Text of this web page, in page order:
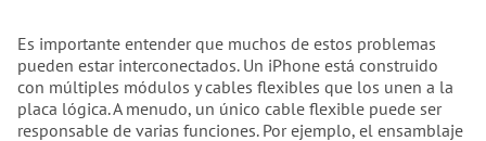
Es importante entender que muchos de estos problemas
pueden estar interconectados. Un iPhone está construido
con múltiples módulos y cables flexibles que los unen a la
placa lógica. A menudo, un único cable flexible puede ser
responsable de varias funciones. Por ejemplo, el ensamblaje